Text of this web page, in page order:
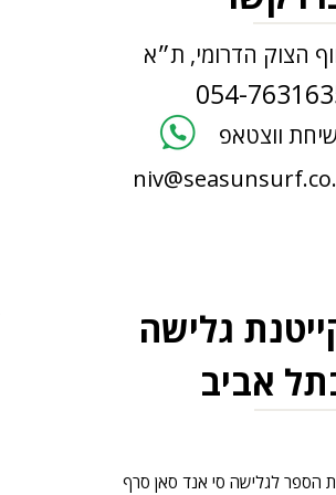
הצוק הדרומי, ת״א
054-
ווצטאפ
גלישה
אביב
הספר לגלישה סי אנד סאן סרף